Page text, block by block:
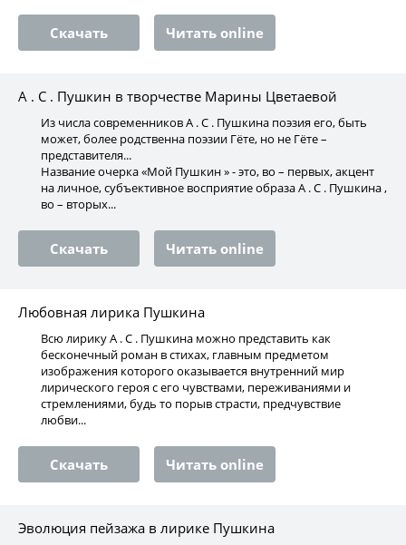
Скачать Читать online
А . С . Пушкин в творчестве Марины Цветаевой
Из числа современников А . С . Пушкина поэзия его, быть
может, более родственна поэзии Гёте, но не Гёте –
представителя...
Название очерка «Мой Пушкин » - это, во – первых, акцент
на личное, субъективное восприятие образа А . С . Пушкина ,
во – вторых...
Скачать Читать online
Любовная лирика Пушкина
Всю лирику А . С . Пушкина можно представить как
бесконечный роман в стихах, главным предметом
изображения которого оказывается внутренний мир
лирического героя с его чувствами, переживаниями и
стремлениями, будь то порыв страсти, предчувствие
любви...
Скачать Читать online
Эволюция пейзажа в лирике Пушкина